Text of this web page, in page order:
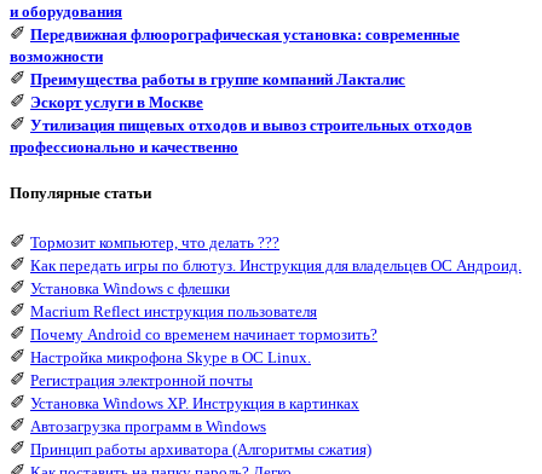
и оборудования
✐ Передвижная флюорографическая установка: современные
возможности
✐ Преимущества работы в группе компаний Лакталис
✐ Эскорт услуги в Москве
✐ Утилизация пищевых отходов и вывоз строительных отходов
профессионально и качественно
Популярные статьи
✐ Тормозит компьютер, что делать ???
✐ Как передать игры по блютуз. Инструкция для владельцев ОС Андроид.
✐ Установка Windows с флешки
✐ Macrium Reflect инструкция пользователя
✐ Почему Android со временем начинает тормозить?
✐ Настройка микрофона Skype в ОС Linux.
✐ Регистрация электронной почты
✐ Установка Windows XP. Инструкция в картинках
✐ Автозагрузка программ в Windows
✐ Принцип работы архиватора (Алгоритмы сжатия)